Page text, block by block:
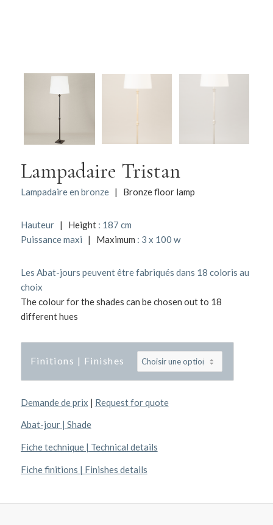
Lampadaire Tristan
Lampadaire en bronze| Bronze floor lamp
Hauteur| Height: 187 cm
Puissance maxi | Maximum : 3 x 100 w
Les Abat-jours peuvent être fabriqués dans 18 coloris au
choix
The colour for the shades can be chosen out to 18
different hues
Finitions | Finishes
Demande de prix | Request for quote
Abat-jour | Shade
Fiche technique | Technical details
Fiche finitions | Finishes details